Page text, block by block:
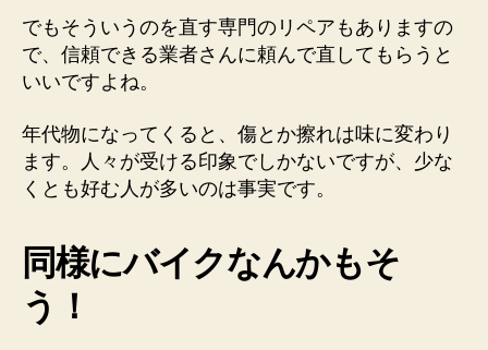
でもそういうのを直す専門のリペアもありますの
で、信頼できる業者さんに頼んで直してもらうと
いいですよね。
年代物になってくると、傷とか擦れは味に変わり
ます。人々が受ける印象でしかないですが、少な
くとも好む人が多いのは事実です。
同様にバイクなんかもそ
う！